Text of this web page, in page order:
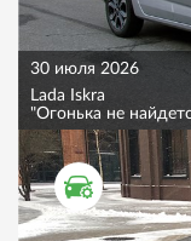
30 июля 2026
Lada Iskra
"Огонька не
ТЕСТ ДРАЙВ